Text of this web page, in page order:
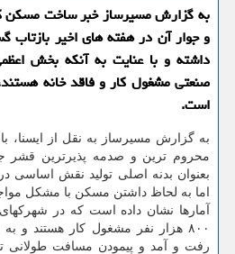
به گزارش مسیرساز خبر ساخت مسكن
و جوار آن در هفته های اخیر بازتاب
داشته و با عنایت به آنكه بخش
صنعتی مشغول كار و فاقد خانه
است.
به گزارش مسیرساز به نقل از ایسنا،
محروم ترین و صدمه پذیرترین قشر
بعنوان بدنه اصلی تولید نقش اساسی
اما به لحاظ داشتن مسکن با مشکل
۸۰۰ هزار نفر مشغول کار هستند
رفت و آمد و پیمودن مسافت طولانی تا